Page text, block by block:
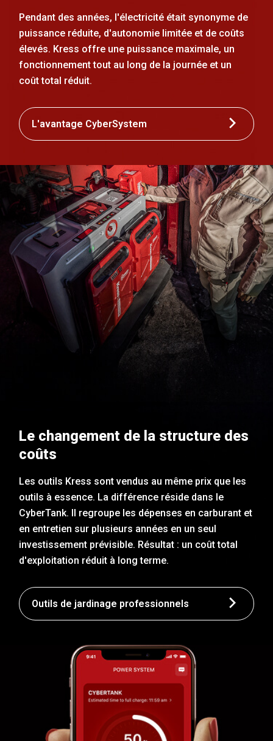
Pendant des années, l'électricité était synonyme de
puissance réduite, d'autonomie limitée et de coûts
élevés. Kress offre une puissance maximale, un
fonctionnement tout au long de la journée et un
coût total réduit.
L'avantage CyberSystem
Le changement de la structure des
coûts
Les outils Kress sont vendus au même prix que les
outils à essence. La différence réside dans le
CyberTank. Il regroupe les dépenses en carburant et
en entretien sur plusieurs années en un seul
investissement prévisible. Résultat : un coût total
d'exploitation réduit à long terme.
Outils de jardinage professionnels